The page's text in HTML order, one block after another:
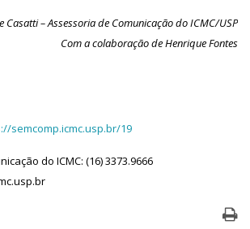
Casatti – Assessoria de Comunicação do ICMC/USP
Com a colaboração de Henrique Fontes
semcomp.icmc.usp.br/19
do ICMC: (16) 3373.9666